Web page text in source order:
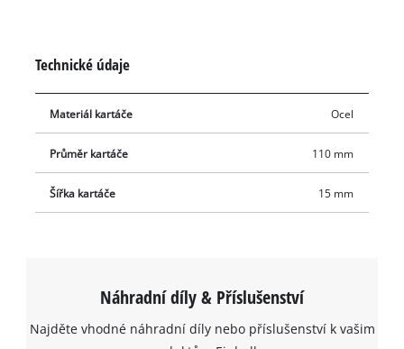
Technické údaje
Materiál kartáče Ocel
Průměr kartáče 110 mm
Šířka kartáče 15 mm
Náhradní díly & Příslušenství
Najděte vhodné náhradní díly nebo příslušenství k vašim